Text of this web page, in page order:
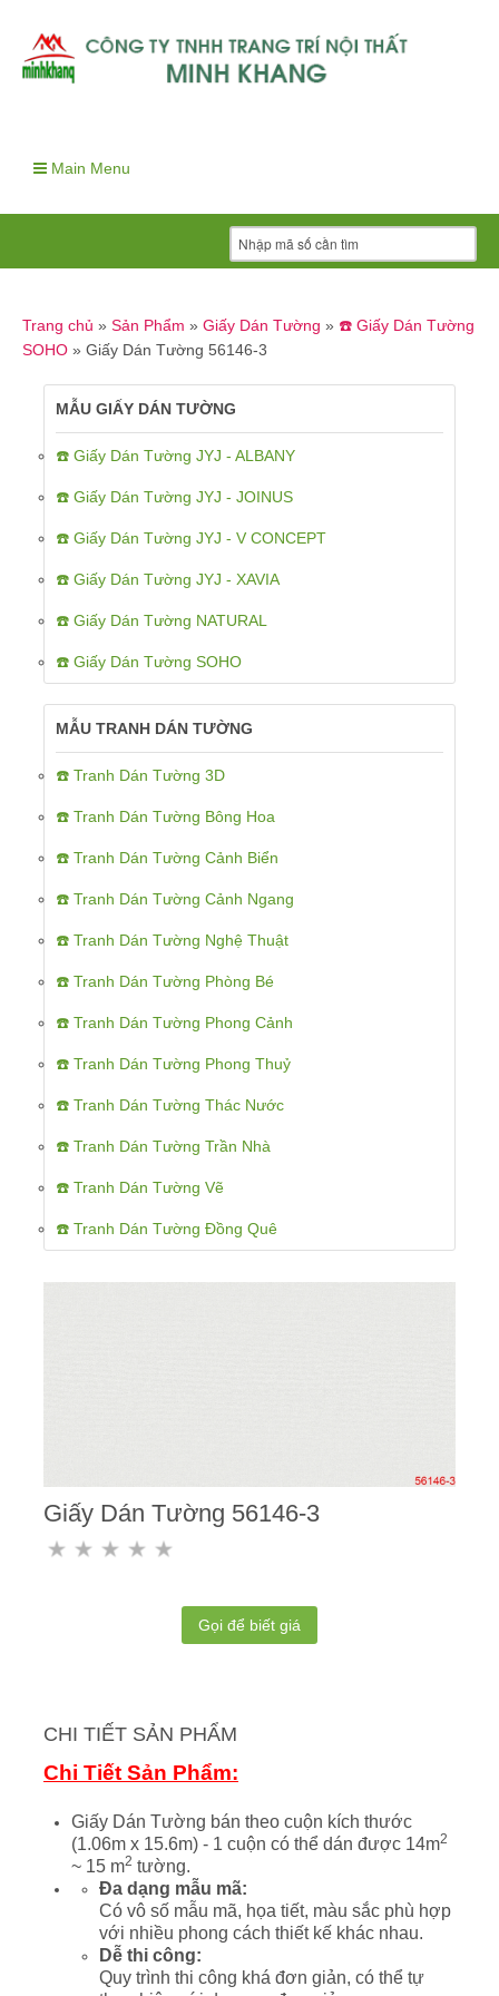
Main Menu
Trang chủ » Sản Phẩm » Giấy Dán Tường » ☎️ Giấy Dán Tường
SOHO » Giấy Dán Tường 56146-3
MẪU GIẤY DÁN TƯỜNG
☎️ Giấy Dán Tường JYJ - ALBANY
☎️ Giấy Dán Tường JYJ - JOINUS
☎️ Giấy Dán Tường JYJ - V CONCEPT
☎️ Giấy Dán Tường JYJ - XAVIA
☎️ Giấy Dán Tường NATURAL
☎️ Giấy Dán Tường SOHO
MẪU TRANH DÁN TƯỜNG
☎️ Tranh Dán Tường 3D
☎️ Tranh Dán Tường Bông Hoa
☎️ Tranh Dán Tường Cảnh Biển
☎️ Tranh Dán Tường Cảnh Ngang
☎️ Tranh Dán Tường Nghệ Thuật
☎️ Tranh Dán Tường Phòng Bé
☎️ Tranh Dán Tường Phong Cảnh
☎️ Tranh Dán Tường Phong Thuỷ
☎️ Tranh Dán Tường Thác Nước
☎️ Tranh Dán Tường Trần Nhà
☎️ Tranh Dán Tường Vẽ
☎️ Tranh Dán Tường Đồng Quê
Giấy Dán Tường 56146-3
Gọi để biết giá
CHI TIẾT SẢN PHẨM
Chi Tiết Sản Phẩm:
Giấy Dán Tường bán theo cuộn kích thước
(1.06m x 15.6m) - 1 cuộn có thể dán được 14m2
~ 15 m2 tường.
Đa dạng mẫu mã:
Có vô số mẫu mã, họa tiết, màu sắc phù hợp
với nhiều phong cách thiết kế khác nhau.
Dễ thi công:
Quy trình thi công khá đơn giản, có thể tự